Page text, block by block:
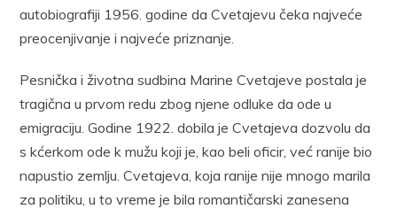
autobiografiji 1956. godine da Cvetajevu čeka najveće
preocenjivanje i najveće priznanje.
Pesnička i životna sudbina Marine Cvetajeve postala je
tragična u prvom redu zbog njene odluke da ode u
emigraciju. Godine 1922. dobila je Cvetajeva dozvolu da
s kćerkom ode k mužu koji je, kao beli oficir, već ranije bio
napustio zemlju. Cvetajeva, koja ranije nije mnogo marila
za politiku, u to vreme je bila romantičarski zanesena